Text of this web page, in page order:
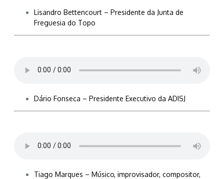
Lisandro Bettencourt – Presidente da Junta de
Freguesia do Topo
Dário Fonseca – Presidente Executivo da ADISJ
Tiago Marques – Músico, improvisador, compositor,